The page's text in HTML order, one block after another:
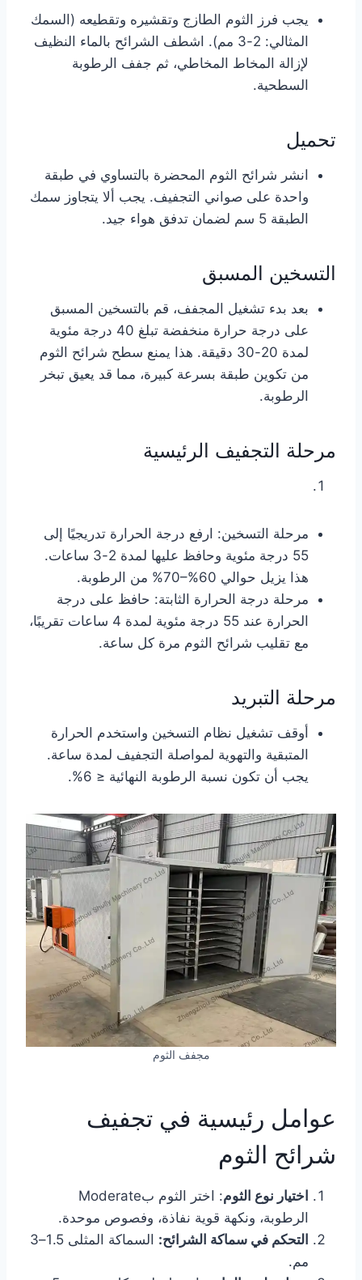
يجب فرز الثوم الطازج وتقشيره وتقطيعه (السمك
المثالي: 2-3 مم). اشطف الشرائح بالماء النظيف
لإزالة المخاط المخاطي، ثم جفف الرطوبة
السطحية.
تحميل
انشر شرائح الثوم المحضرة بالتساوي في طبقة
واحدة على صواني التجفيف. يجب ألا يتجاوز سمك
الطبقة 5 سم لضمان تدفق هواء جيد.
التسخين المسبق
بعد بدء تشغيل المجفف، قم بالتسخين المسبق
على درجة حرارة منخفضة تبلغ 40 درجة مئوية
لمدة 20-30 دقيقة. هذا يمنع سطح شرائح الثوم
من تكوين طبقة بسرعة كبيرة، مما قد يعيق تبخر
الرطوبة.
مرحلة التجفيف الرئيسية
مرحلة التسخين: ارفع درجة الحرارة تدريجيًا إلى
55 درجة مئوية وحافظ عليها لمدة 2-3 ساعات.
هذا يزيل حوالي 60%–70% من الرطوبة.
مرحلة درجة الحرارة الثابتة: حافظ على درجة
الحرارة عند 55 درجة مئوية لمدة 4 ساعات تقريبًا،
مع تقليب شرائح الثوم مرة كل ساعة.
مرحلة التبريد
أوقف تشغيل نظام التسخين واستخدم الحرارة
المتبقية والتهوية لمواصلة التجفيف لمدة ساعة.
يجب أن تكون نسبة الرطوبة النهائية ≤ 6%.
مجفف الثوم
عوامل رئيسية في تجفيف
شرائح الثوم
اختيار نوع الثوم
: اختر الثوم بModerate
الرطوبة، ونكهة قوية نفاذة، وفصوص موحدة.
التحكم في سماكة الشرائح:
السماكة المثلى 1.5–3
مم.